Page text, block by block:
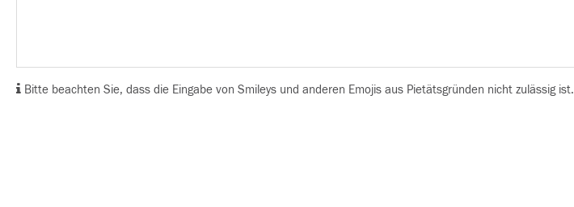
Bitte beachten Sie, dass die Eingabe von Smileys und anderen Emojis aus Pietätsgründen nicht zulässig ist.